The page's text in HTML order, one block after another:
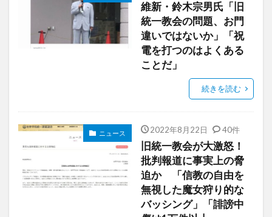
維新・鈴木宗男氏「旧
統一教会の問題、お門
違いではないか」「祝
電を打つのはよくある
ことだ」
続きを読む
ニュース 2022年8月22日 40件
旧統一教会が大激怒！
批判報道に事実上の脅
迫か 「信教の自由を
無視した魔女狩り的な
バッシング」「誹謗中